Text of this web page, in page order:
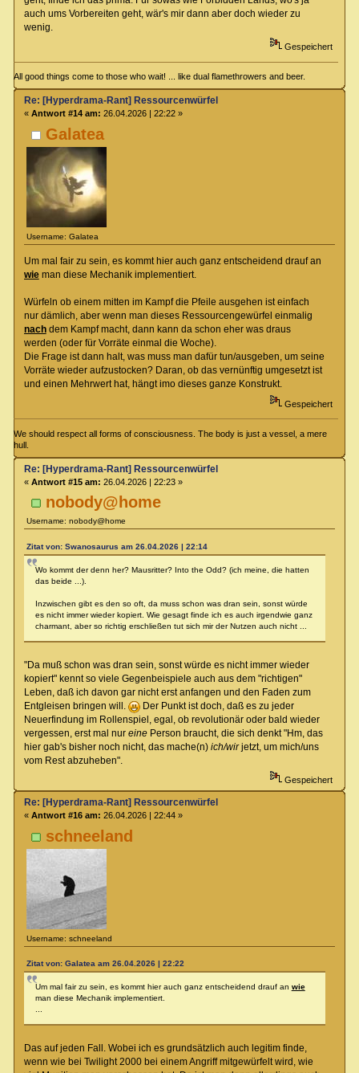
auch ums Vorbereiten geht, wär's mir dann aber doch wieder zu
wenig.
Gespeichert
All good things come to those who wait! ... like dual flamethrowers and beer.
Galatea
Username: Galatea
Re: [Hyperdrama-Rant] Ressourcenwürfel
« Antwort #14 am: 26.04.2026 | 22:22 »
Um mal fair zu sein, es kommt hier auch ganz entscheidend drauf an
wieman diese Mechanik implementiert.
Würfeln ob einem mitten im Kampf die Pfeile ausgehen ist einfach
nur dämlich, aber wenn man dieses Ressourcengewürfel einmalig
nachdem Kampf macht, dann kann da schon eher was draus
werden (oder für Vorräte einmal die Woche).
Die Frage ist dann halt, was muss man dafür tun/ausgeben, um seine
Vorräte wieder aufzustocken? Daran, ob das vernünftig umgesetzt ist
und einen Mehrwert hat, hängt imo dieses ganze Konstrukt.
Gespeichert
We should respect all forms of consciousness. The body is just a vessel, a mere
hull.
nobody@home
Username: nobody@home
Re: [Hyperdrama-Rant] Ressourcenwürfel
« Antwort #15 am: 26.04.2026 | 22:23 »
Zitat von: Swanosaurus am 26.04.2026 | 22:14
Wo kommt der denn her? Mausritter? Into the Odd? (ich meine, die hatten
das beide ...).
Inzwischen gibt es den so oft, da muss schon was dran sein, sonst würde
es nicht immer wieder kopiert. Wie gesagt finde ich es auch irgendwie ganz
charmant, aber so richtig erschließen tut sich mir der Nutzen auch nicht ...
"Da muß schon was dran sein, sonst würde es nicht immer wieder
kopiert" kennt so viele Gegenbeispiele auch aus dem "richtigen"
Leben, daß ich davon gar nicht erst anfangen und den Faden zum
Entgleisen bringen will.
Der Punkt ist doch, daß es zu jeder
Neuerfindung im Rollenspiel, egal, ob revolutionär oder bald wieder
vergessen, erst mal nur einePerson braucht, die sich denkt "Hm, das
hier gab's bisher noch nicht, das mache(n) ich/wirjetzt, um mich/uns
vom Rest abzuheben".
Gespeichert
schneeland
Username: schneeland
Re: [Hyperdrama-Rant] Ressourcenwürfel
« Antwort #16 am: 26.04.2026 | 22:44 »
Zitat von: Galatea am 26.04.2026 | 22:22
Um mal fair zu sein, es kommt hier auch ganz entscheidend drauf an wie
man diese Mechanik implementiert.
...
Das auf jeden Fall. Wobei ich es grundsätzlich auch legitim finde,
wenn wie bei Twilight 2000 bei einem Angriff mitgewürfelt wird, wie